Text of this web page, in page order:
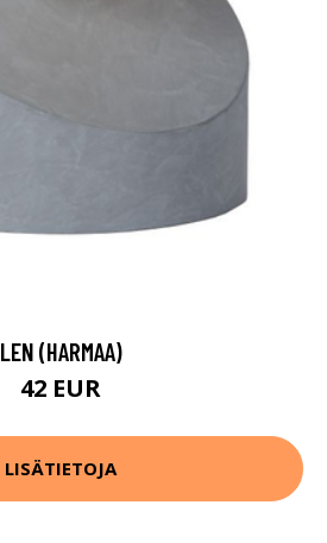
LEN (HARMAA)
42 EUR
LISÄTIETOJA